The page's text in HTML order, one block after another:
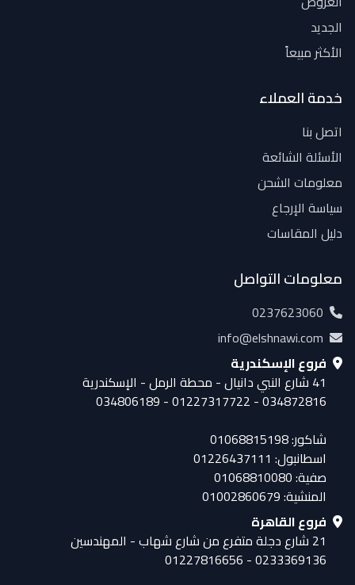
الجديد
الأكثر مبيعاً
خدمة العملاء
اتصل بنا
الأسئلة الشائعة
معلومات الشحن
سياسة الإرجاع
دليل المقاسات
معلومات التواصل
0237623060
info@elshnawi.com
فروع الإسكندرية
41 شارع النبي دانيال - محطة الرمل - الإسكندرية
034872816 - 01227317722 - 034806189
شاكور: 01068815198
اسطانبول: 01226437111
صفية: 01068810080
المنشية: 01002860679
فروع القاهرة
21 شارع دجلة متفرع من شارع شهاب - المهندسين
0233369136 - 01227816656